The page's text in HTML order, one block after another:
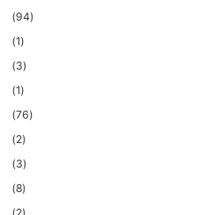
(94)
(1)
(3)
(1)
(76)
(2)
(3)
(8)
(2)